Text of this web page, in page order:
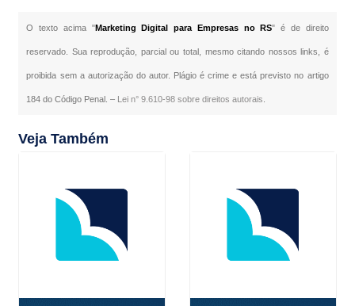
O texto acima "Marketing Digital para Empresas no RS" é de direito
reservado. Sua reprodução, parcial ou total, mesmo citando nossos links, é
proibida sem a autorização do autor. Plágio é crime e está previsto no artigo
184 do Código Penal. – Lei n° 9.610-98 sobre direitos autorais
Veja Também